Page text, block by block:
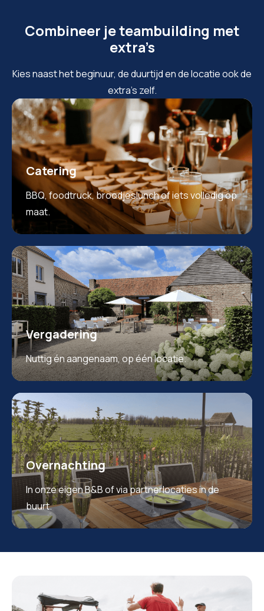
Combineer je teambuilding met
extra’s
Kies naast het beginuur, de duurtijd en de locatie ook de
extra’s zelf.
Catering
BBQ, foodtruck, broodjeslunch of iets volledig op
maat.
Vergadering
Nuttig én aangenaam, op één locatie.
Overnachting
In onze eigen B&B of via partnerlocaties in de
buurt.